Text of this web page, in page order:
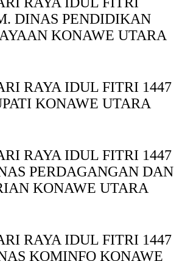
DINAS PENDIDIKAN
KONAWE UTARA
RAYA IDUL FITRI 1447
KONAWE UTARA
RAYA IDUL FITRI 1447
PERDAGANGAN DAN
KONAWE UTARA
RAYA IDUL FITRI 1447
KOMINFO KONAWE